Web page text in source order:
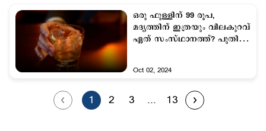
ഒരു ഫുള്ളിന് 99 രൂപ,
മദ്യത്തിന് ഇത്രയും വിലകുറവ്
ഏത് സംസ്ഥാനത്ത്? പുതിയ
Oct 02, 2024
1 2 3 ... 13